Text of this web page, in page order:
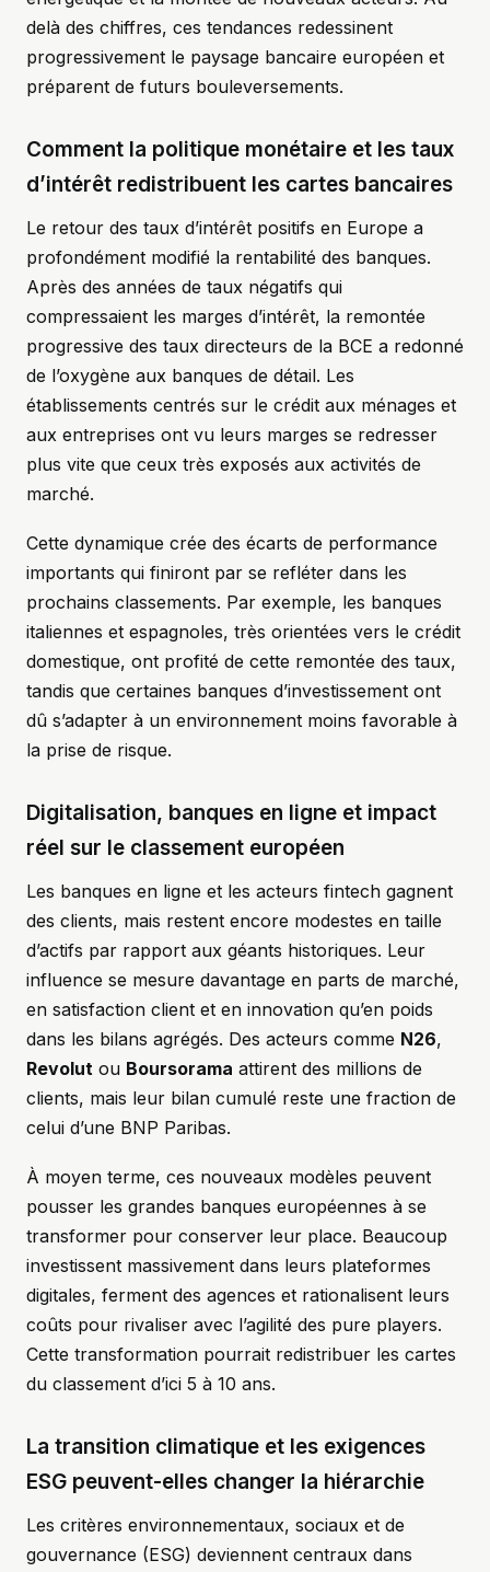
delà des chiffres, ces tendances redessinent
progressivement le paysage bancaire européen et
préparent de futurs bouleversements.
Comment la politique monétaire et les taux
d’intérêt redistribuent les cartes bancaires
Le retour des taux d’intérêt positifs en Europe a
profondément modifié la rentabilité des banques.
Après des années de taux négatifs qui
compressaient les marges d’intérêt, la remontée
progressive des taux directeurs de la BCE a redonné
de l’oxygène aux banques de détail. Les
établissements centrés sur le crédit aux ménages et
aux entreprises ont vu leurs marges se redresser
plus vite que ceux très exposés aux activités de
marché.
Cette dynamique crée des écarts de performance
importants qui finiront par se refléter dans les
prochains classements. Par exemple, les banques
italiennes et espagnoles, très orientées vers le crédit
domestique, ont profité de cette remontée des taux,
tandis que certaines banques d’investissement ont
dû s’adapter à un environnement moins favorable à
la prise de risque.
Digitalisation, banques en ligne et impact
réel sur le classement européen
Les banques en ligne et les acteurs fintech gagnent
des clients, mais restent encore modestes en taille
d’actifs par rapport aux géants historiques. Leur
influence se mesure davantage en parts de marché,
en satisfaction client et en innovation qu’en poids
dans les bilans agrégés. Des acteurs comme N26,
Revolut ou Boursorama attirent des millions de
clients, mais leur bilan cumulé reste une fraction de
celui d’une BNP Paribas.
À moyen terme, ces nouveaux modèles peuvent
pousser les grandes banques européennes à se
transformer pour conserver leur place. Beaucoup
investissent massivement dans leurs plateformes
digitales, ferment des agences et rationalisent leurs
coûts pour rivaliser avec l’agilité des pure players.
Cette transformation pourrait redistribuer les cartes
du classement d’ici 5 à 10 ans.
La transition climatique et les exigences
ESG peuvent-elles changer la hiérarchie
Les critères environnementaux, sociaux et de
gouvernance (ESG) deviennent centraux dans